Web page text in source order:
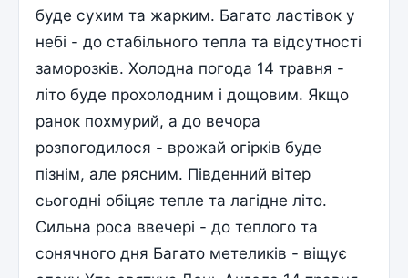
буде сухим та жарким. Багато ластівок у
небі - до стабільного тепла та відсутності
заморозків. Холодна погода 14 травня -
літо буде прохолодним і дощовим. Якщо
ранок похмурий, а до вечора
розпогодилося - врожай огірків буде
пізнім, але рясним. Південний вітер
сьогодні обіцяє тепле та лагідне літо.
Сильна роса ввечері - до теплого та
сонячного дня Багато метеликів - віщує